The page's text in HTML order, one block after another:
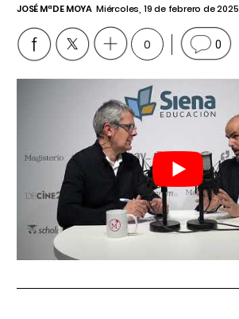
JOSÉ Mª DE MOYA Miércoles, 19 de febrero de 2025
0 0